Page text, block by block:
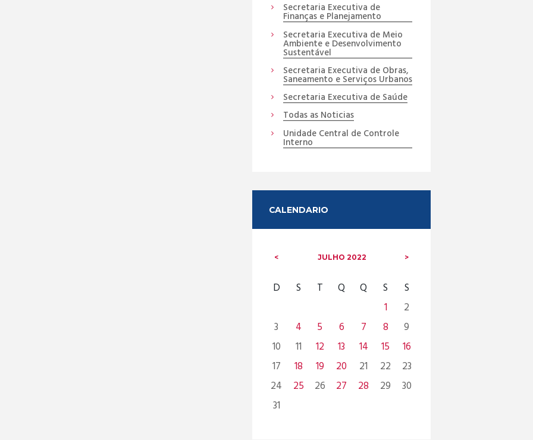
Secretaria Executiva de
Finanças e Planejamento
Secretaria Executiva de Meio
Ambiente e Desenvolvimento
Sustentável
Secretaria Executiva de Obras,
Saneamento e Serviços Urbanos
Secretaria Executiva de Saúde
Todas as Noticias
Unidade Central de Controle
Interno
CALENDARIO
JULHO2022
D S T Q Q S
S
1
2
3
4 5 6 7 8
9
10
11 12 13 14 15
16
17
18 19 20 21 22
23
24
25 26 27 28 29
30
31